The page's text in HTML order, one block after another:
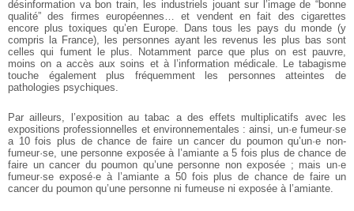
désinformation va bon train, les industriels jouant sur l’image de “bonne
qualité” des firmes européennes… et vendent en fait des cigarettes
encore plus toxiques qu’en Europe. Dans tous les pays du monde (y
compris la France), les personnes ayant les revenus les plus bas sont
celles qui fument le plus. Notamment parce que plus on est pauvre,
moins on a accès aux soins et à l’information médicale. Le tabagisme
touche également plus fréquemment les personnes atteintes de
pathologies psychiques.
Par ailleurs, l’exposition au tabac a des effets multiplicatifs avec les
expositions professionnelles et environnementales : ainsi, un·e fumeur·se
a 10 fois plus de chance de faire un cancer du poumon qu’un·e non-
fumeur·se, une personne exposée à l’amiante a 5 fois plus de chance de
faire un cancer du poumon qu’une personne non exposée ; mais un·e
fumeur·se exposé·e à l’amiante a 50 fois plus de chance de faire un
cancer du poumon qu’une personne ni fumeuse ni exposée à l’amiante.